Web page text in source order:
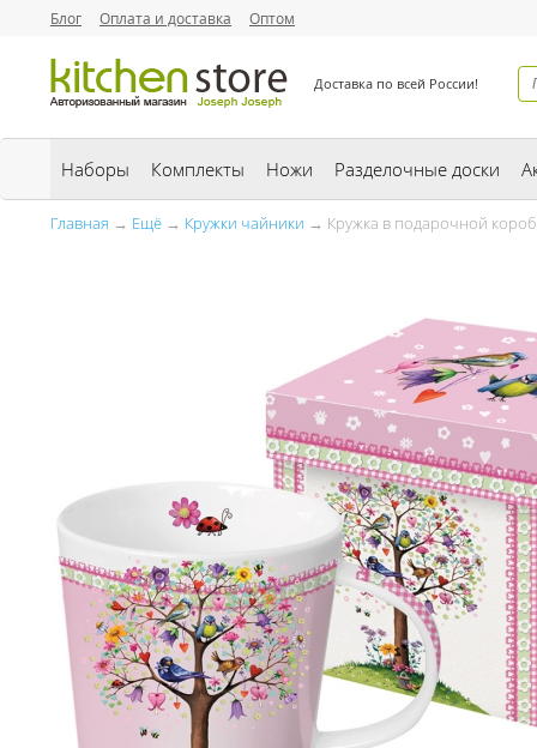
Блог Оплата и доставка Оптом
Доставка по всей России!
Наборы Комплекты Ножи Разделочные доски
Главная → Ещё → Кружки чайники → Кружка в подарочной